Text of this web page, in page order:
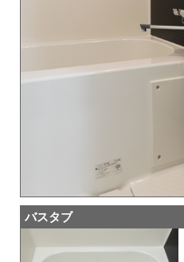
バスタブ